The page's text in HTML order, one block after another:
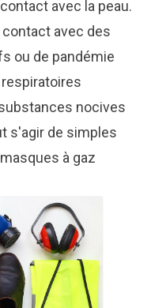
avec la peau.
avec des
ou de pandémie
nocives
s'agir de simples
à gaz